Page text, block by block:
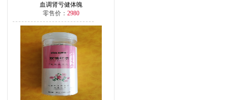
血调肾亏健体魄
零售价： 2980